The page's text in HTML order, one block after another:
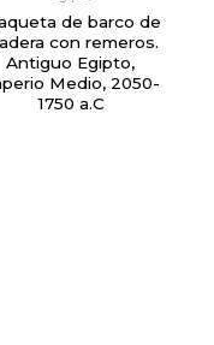
de barco de
con remeros.
Antiguo Egipto,
Medio, 2050-
1750 a.C